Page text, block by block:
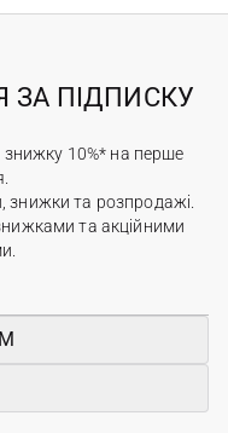
ЗА ПІДПИСКУ
10%* на перше
знижки та розпродажі.
та акційними